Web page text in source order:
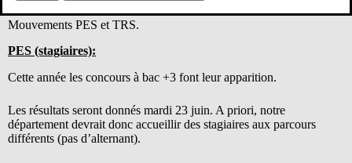
Mouvements PES et TRS.
PES (stagiaires):
Cette année les concours à bac +3 font leur apparition.
Les résultats seront donnés mardi 23 juin. A priori, notre
département devrait donc accueillir des stagiaires aux parcours
différents (pas d’alternant).